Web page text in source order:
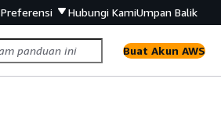
Preferensi Hubungi KamiUmpan Balik
Buat Akun AWS